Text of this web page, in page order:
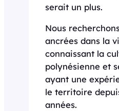
serait un plus.
Nous
ancrées dans la
connaissant la
polynésienne et
ayant une
le territoire
années.